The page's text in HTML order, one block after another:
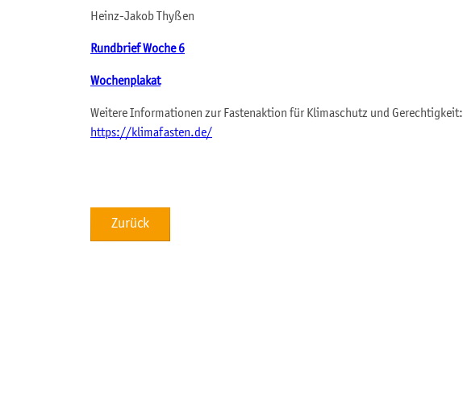
Heinz-Jakob Thyßen
Rundbrief Woche 6
Wochenplakat
Weitere Informationen zur Fastenaktion für Klimaschutz und Gerechtigkeit:
https://klimafasten.de/
Zurück